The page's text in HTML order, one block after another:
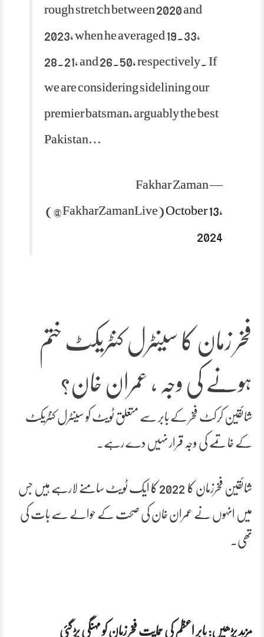
rough stretch between 2020 and
2023, when he averaged 19.33,
28.21, and 26.50, respectively. If
we are considering sidelining our
premier batsman, arguably the best
Pakistan…
— Fakhar Zaman
(@FakharZamanLive) October 13,
2024
فخر زمان کا سینٹرل کنٹریکٹ ختم
ہونے کی وجہ ، عمران خان؟
شائقین کرکٹ فخر کے بابر سے متعلق ٹویٹ کو سینٹرل کنٹریکٹ
کے خاتمے کی وجہ قرار نہیں دے رہے۔
شائقین فخرزمان کا 2022 کا ایک ٹویٹ سامنے لارہے ہیں جس
میں انہوں نے عمران خان کی صحت کے حوالے سے بات کی
تھی۔
مزید پڑھیں: بابر اعظم کی حمایت فخر زمان کو مہنگی پڑ گئی